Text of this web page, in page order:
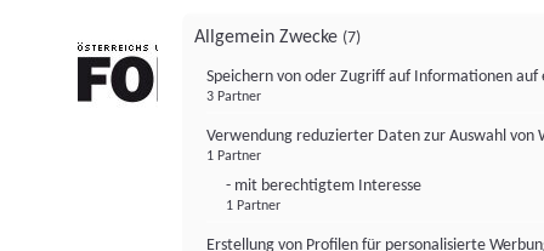
Allgemein Zwecke (7)
Speichern von oder Zugriff auf Informationen auf
3 Partner
Verwendung reduzierter Daten zur Auswahl von
1 Partner
- mit berechtigtem Interesse
1 Partner
Erstellung von Profilen für personalisierte
FONDS professionell